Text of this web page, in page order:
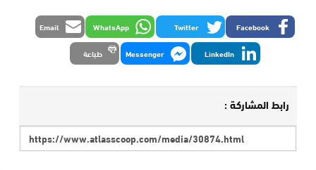
Facebook
Twitter
WhatsApp
Email
LinkedIn
Messenger طباعة
رابط المشاركة :